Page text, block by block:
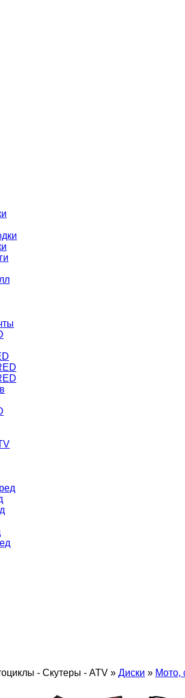
- Скутеры - ATV » Диски » Мото,